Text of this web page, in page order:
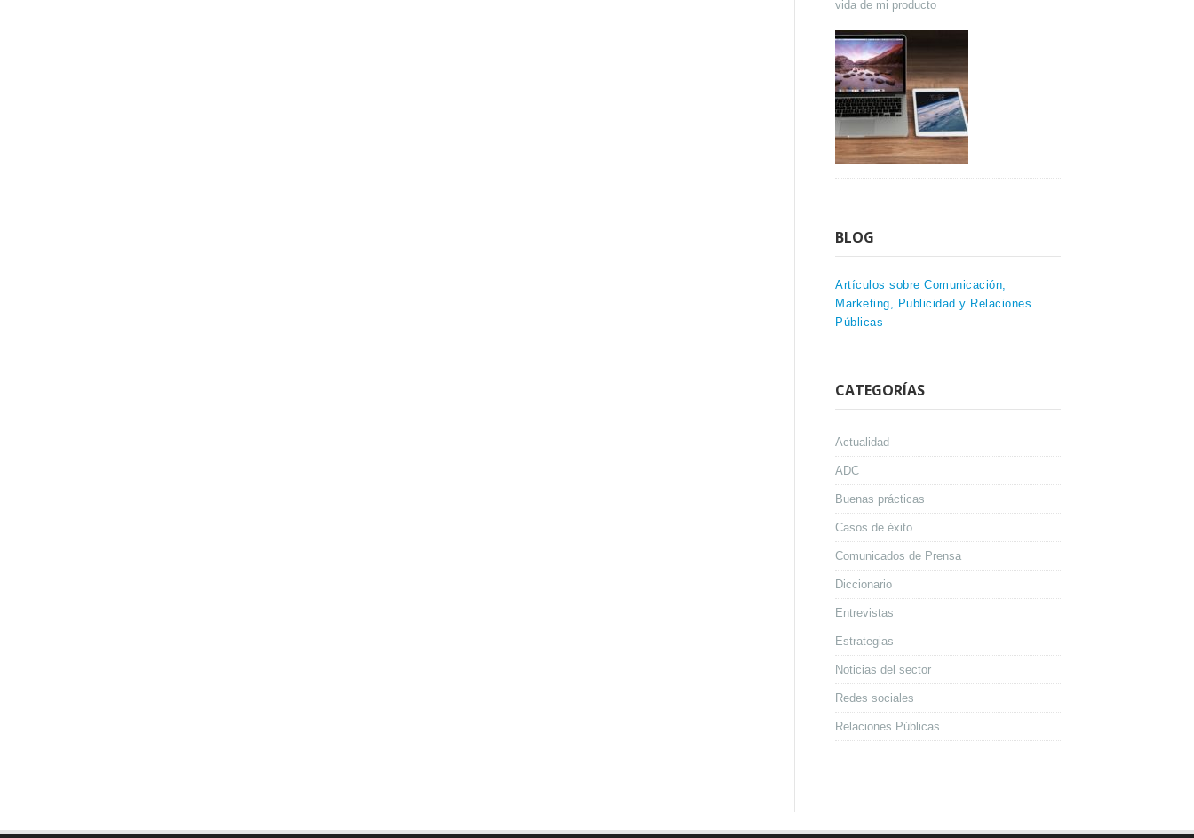
vida de mi producto
BLOG
Artículos sobre Comunicación,
Marketing, Publicidad y Relaciones
Públicas
CATEGORÍAS
Actualidad
ADC
Buenas prácticas
Casos de éxito
Comunicados de Prensa
Diccionario
Entrevistas
Estrategias
Noticias del sector
Redes sociales
Relaciones Públicas